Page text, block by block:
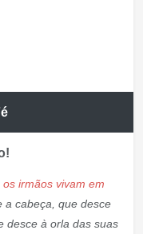
irmãos vivam em
a cabeça, que desce
desce à orla das suas